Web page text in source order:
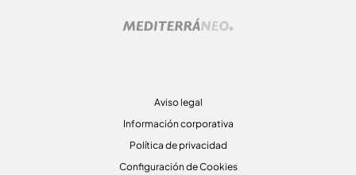
Aviso legal
Información corporativa
Política de privacidad
Configuración de Cookies